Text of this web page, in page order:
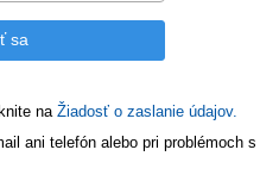
na Žiadosť o zaslanie údajov.
ani telefón alebo pri problémoch